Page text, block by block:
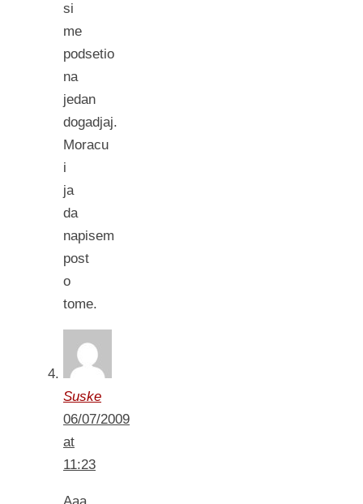
si
me
podsetio
na
jedan
dogadjaj.
Moracu
i
ja
da
napisem
post
o
tome.
Suske
06/07/2009
at
11:23